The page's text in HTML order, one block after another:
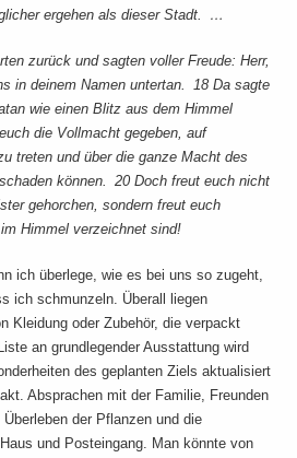
ergehen als dieser Stadt. …
zurück und sagten voller Freude: Herr,
in deinem Namen untertan. 18 Da sagte
wie einen Blitz aus dem Himmel
die Vollmacht gegeben, auf
treten und über die ganze Macht des
können. 20 Doch freut euch nicht
gehorchen, sondern freut euch
Himmel verzeichnet sind!
ich überlege, wie es bei uns so zugeht,
ich schmunzeln. Überall liegen
Kleidung oder Zubehör, die verpackt
an grundlegender Ausstattung wird
des geplanten Ziels aktualisiert
Absprachen mit der Familie, Freunden
der Pflanzen und die
und Posteingang. Man könnte von